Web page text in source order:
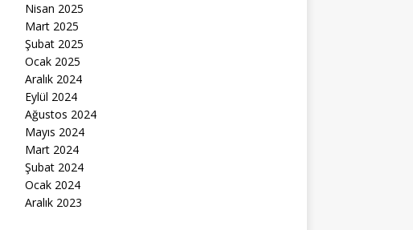
Nisan 2025
Mart 2025
Şubat 2025
Ocak 2025
Aralık 2024
Eylül 2024
Ağustos 2024
Mayıs 2024
Mart 2024
Şubat 2024
Ocak 2024
Aralık 2023